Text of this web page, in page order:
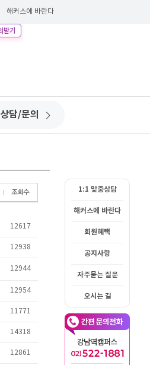
해커스에 바란다
상담/문의
1:1 맞춤상담
해커스에 바란다
회원혜택
공지사항
자주묻는 질문
오시는 길